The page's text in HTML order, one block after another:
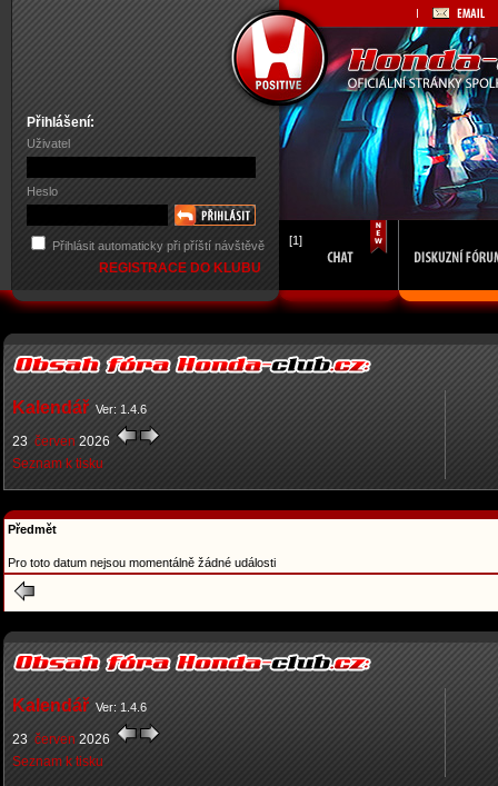
Přihlášení:
Uživatel
Heslo
Přihlásit automaticky při příští návštěvě
REGISTRACE DO KLUBU
[1]
Kalendář Ver: 1.4.6
23 červen 2026
Seznam k tisku
Předmět
Pro toto datum nejsou momentálně žádné události
Kalendář Ver: 1.4.6
23 červen 2026
Seznam k tisku